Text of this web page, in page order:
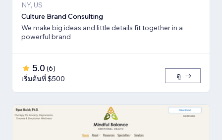
NY, US
Culture Brand Consulting
We make big ideas and little details fit together in a
powerful brand
5.0 (6)
เริ่มต้นที่ $500
ดู